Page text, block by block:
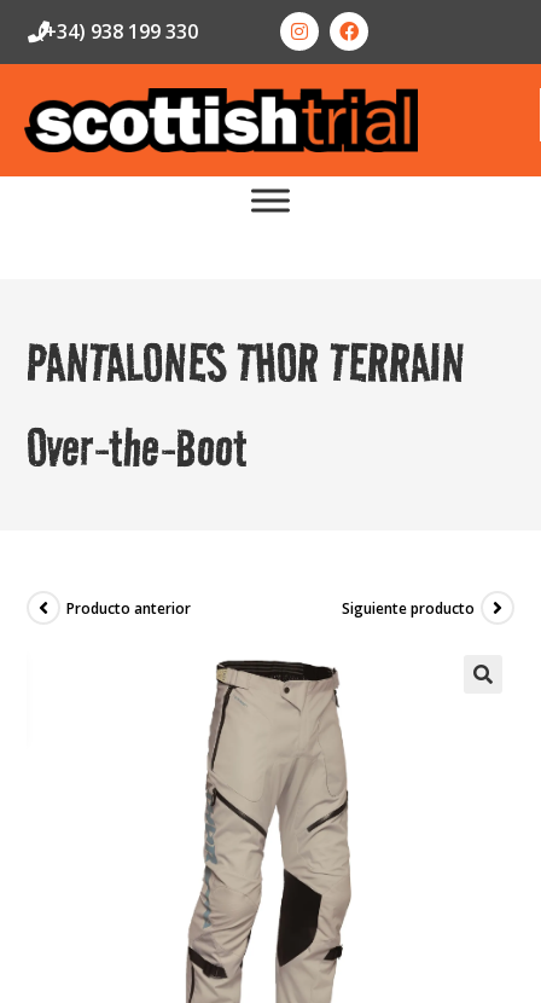
(+34) 938 199 330
PANTALONES THOR TERRAIN
Over-the-Boot
Producto anterior Siguiente producto